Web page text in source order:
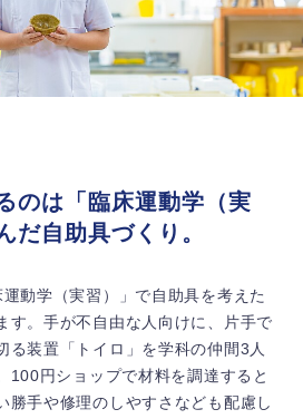
のは「臨床運動学（実
だ自助具づくり。
動学（実習）」で自助具を考えた
す。手が不自由な人向けに、片手で
る装置「トイロ」を学科の仲間3人
100円ショップで材料を調達すると
勝手や修理のしやすさなども配慮し